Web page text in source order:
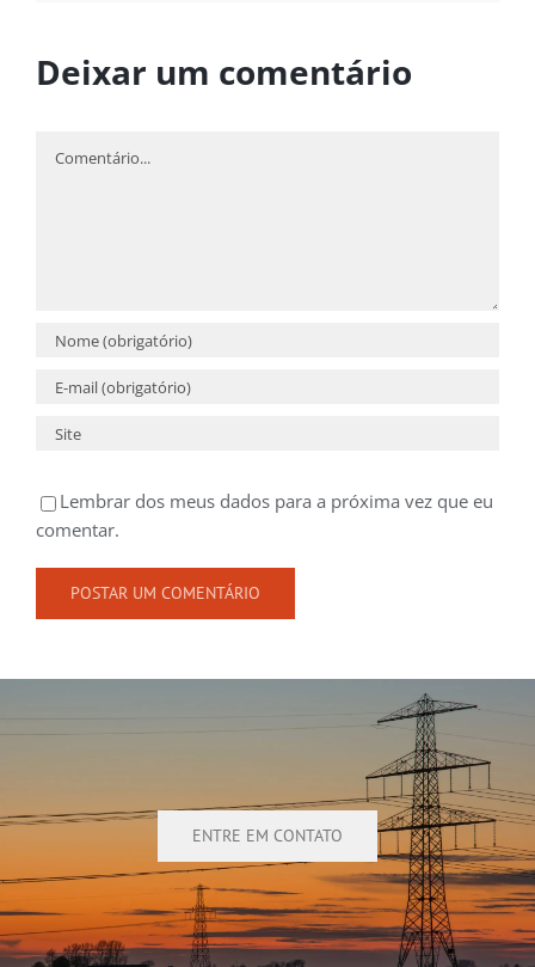
Deixar um comentário
Lembrar dos meus dados para a próxima vez que eu
comentar.
ENTRE EM CONTATO